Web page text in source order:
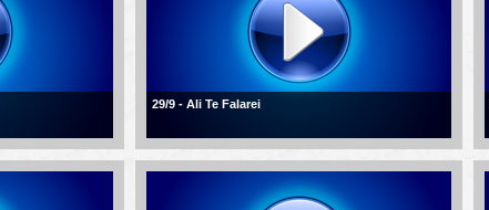
29/9 - Ali Te Falarei